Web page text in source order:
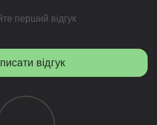
перший відгук
відгук